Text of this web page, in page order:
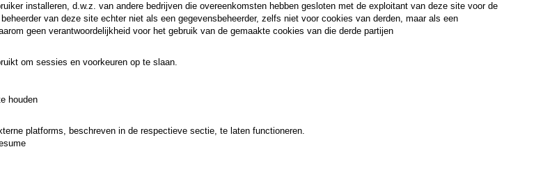
installeren, d.w.z. van andere bedrijven die overeenkomsten hebben gesloten met de exploitant van deze site voor de
van deze site echter niet als een gegevensbeheerder, zelfs niet voor cookies van derden, maar als een
geen verantwoordelijkheid voor het gebruik van de gemaakte cookies van die derde partijen
om sessies en voorkeuren op te slaan.
houden
platforms, beschreven in de respectieve sectie, te laten functioneren.